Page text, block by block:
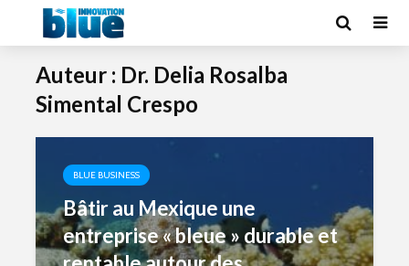
Auteur : Dr. Delia Rosalba
Simental Crespo
BLUE BUSINESS
Bâtir au Mexique une
entreprise « bleue » durable et